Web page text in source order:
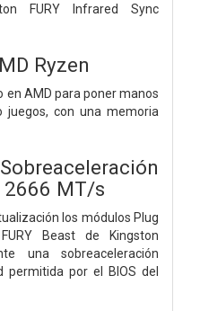
FURY Infrared Sync
Ryzen
en AMD para poner manos
juegos, con una memoria
MT/s
los módulos Plug
Beast de Kingston
una sobreaceleración
permitida por el BIOS del